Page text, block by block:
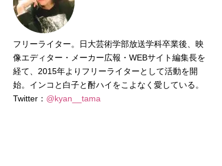
フリーライター。日大芸術学部放送学科卒業後、映
像エディター・メーカー広報・WEBサイト編集長を
経て、2015年よりフリーライターとして活動を開
始。インコと白子と酎ハイをこよなく愛している。
Twitter： @kyan__tama